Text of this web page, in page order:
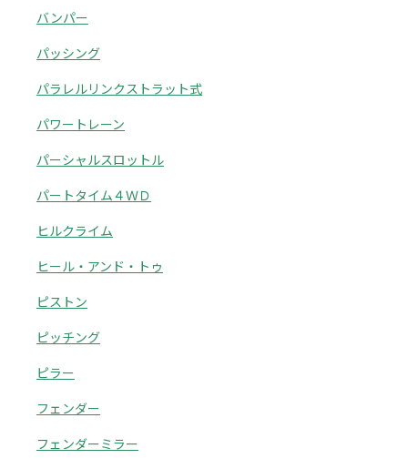
バンパー
パッシング
パラレルリンクストラット式
パワートレーン
パーシャルスロットル
パートタイム４ＷＤ
ヒルクライム
ヒール・アンド・トゥ
ピストン
ピッチング
ピラー
フェンダー
フェンダーミラー